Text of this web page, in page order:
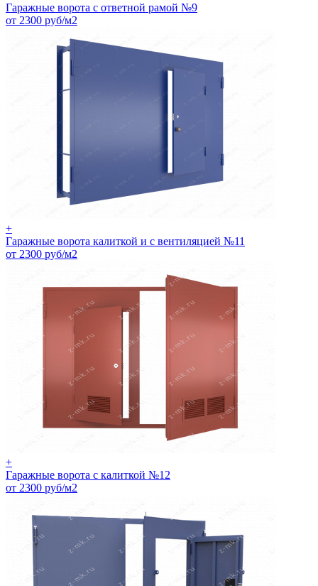
Гаражные ворота с ответной рамой №9
от 2300 руб/м2
+
Гаражные ворота калиткой и с вентиляцией №11
от 2300 руб/м2
+
Гаражные ворота с калиткой №12
от 2300 руб/м2